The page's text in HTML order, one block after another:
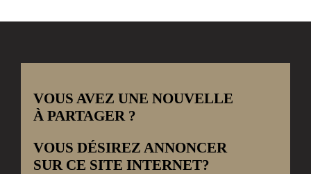
VOUS AVEZ UNE NOUVELLE
À PARTAGER ?
VOUS DÉSIREZ ANNONCER
SUR CE SITE INTERNET?